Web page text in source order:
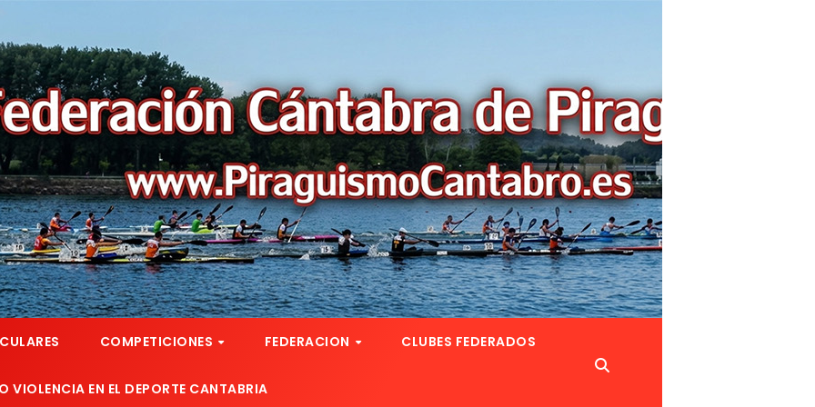
COMPETICIONES FEDERACION CLUBES FEDERADOS
VIOLENCIA EN EL DEPORTE CANTABRIA